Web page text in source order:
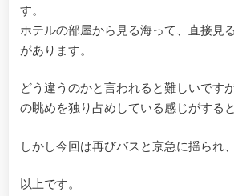
す。
ホテルの部屋から見る海って、直接見
があります。
どう違うのかと言われると難しいです
の眺めを独り占めしている感じがすると
しかし今回は再びバスと京急に揺られ
以上です。